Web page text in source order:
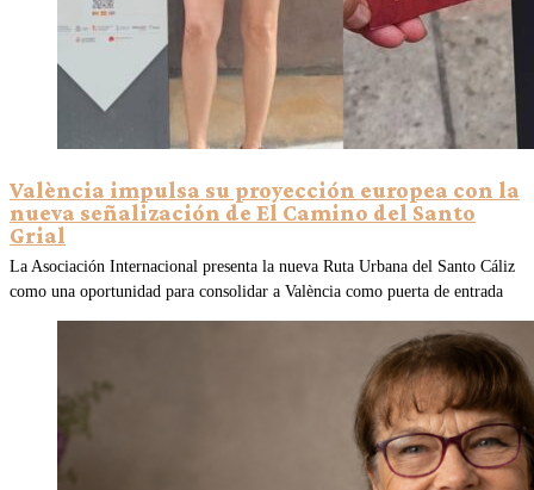
València impulsa su proyección europea con la
nueva señalización de El Camino del Santo
Grial
La Asociación Internacional presenta la nueva Ruta Urbana del Santo Cáliz
como una oportunidad para consolidar a València como puerta de entrada